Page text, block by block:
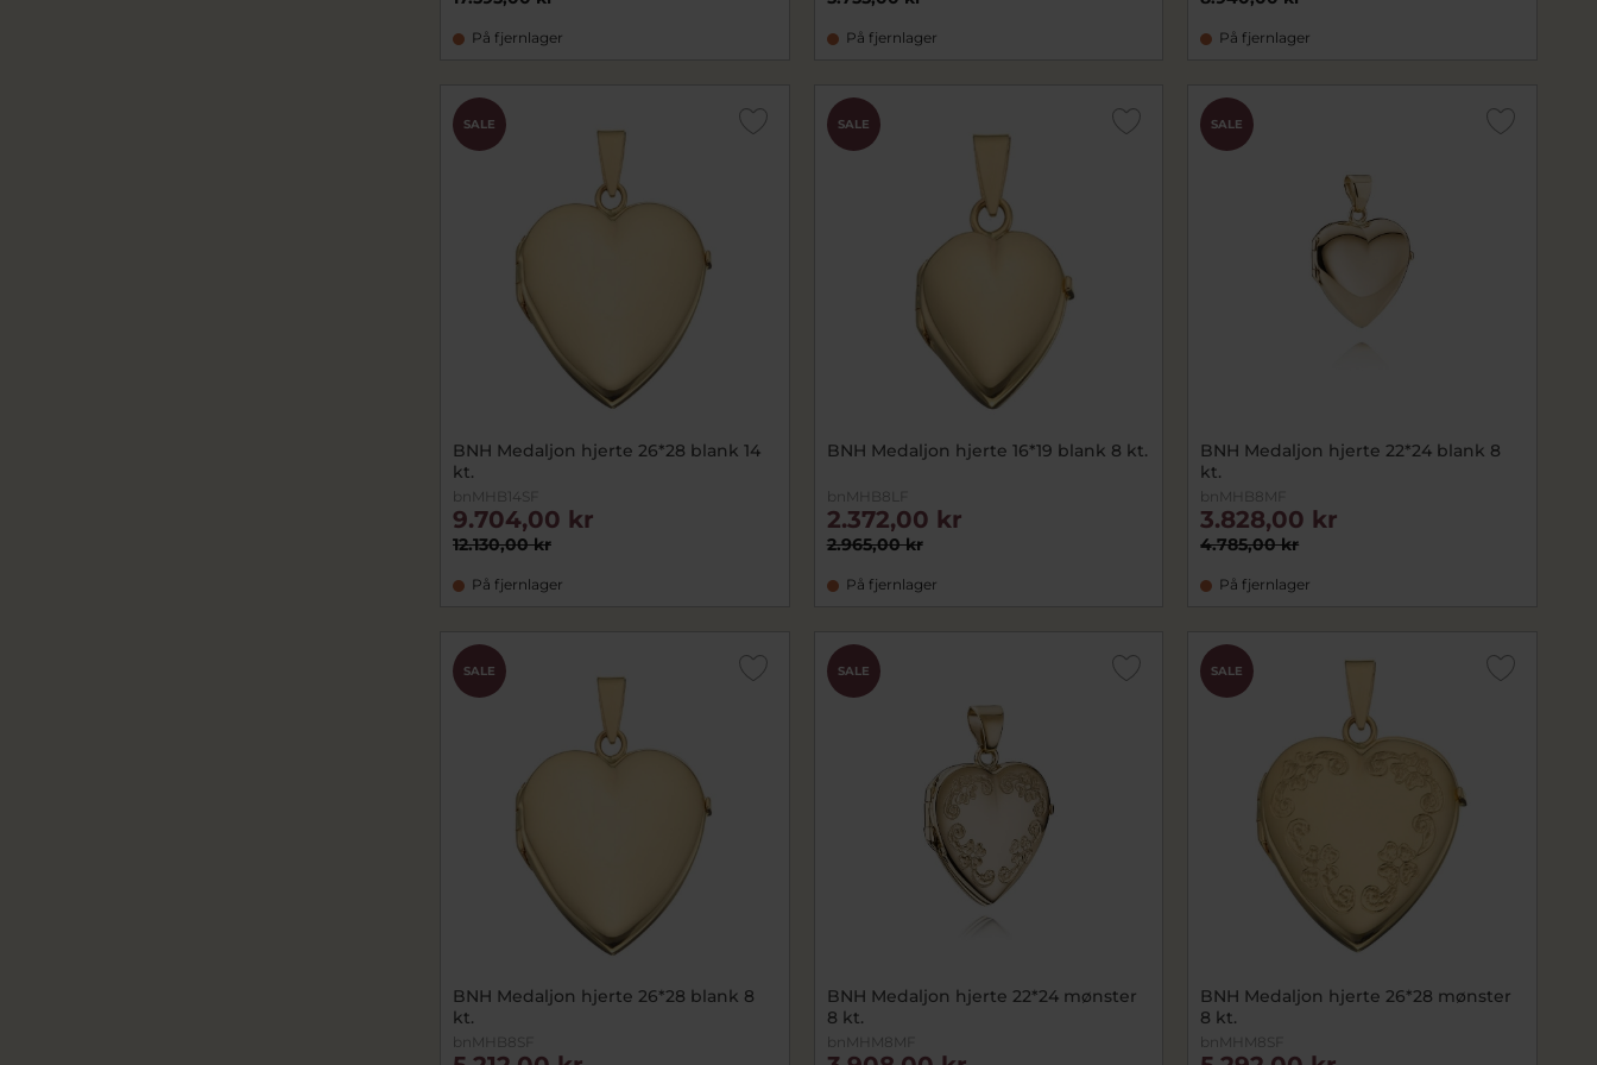
På fjernlager På fjernlager På fjernlager
SALE
BNH Medaljon hjerte 26*28 blank 14
kt.
bnMHB14SF
12.130,00 kr
9.704,00 kr
På fjernlager
SALE
BNH Medaljon hjerte 16*19 blank 8 kt.
bnMHB8LF
2.965,00 kr
2.372,00 kr
På fjernlager
SALE
BNH Medaljon hjerte 22*24 blank 8
kt.
bnMHB8MF
4.785,00 kr
3.828,00 kr
På fjernlager
SALE
BNH Medaljon hjerte 26*28 blank 8
kt.
bnMHB8SF
SALE
BNH Medaljon hjerte 22*24 mønster
8 kt.
bnMHM8MF
SALE
BNH Medaljon hjerte 26*28 mønster
8 kt.
bnMHM8SF